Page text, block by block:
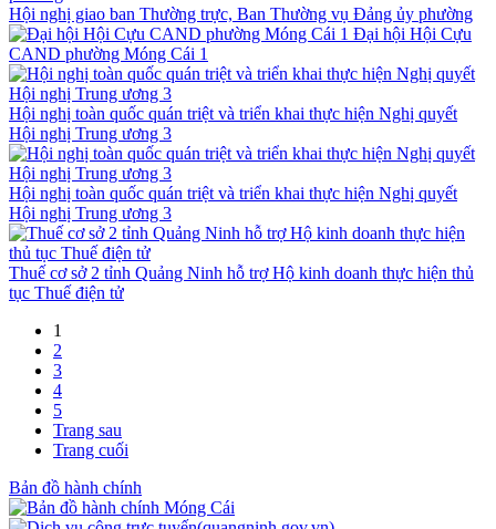
Hội nghị giao ban Thường trực, Ban Thường vụ Đảng ủy phường
Đại hội Hội Cựu
CAND phường Móng Cái 1
Hội nghị toàn quốc quán triệt và triển khai thực hiện Nghị quyết
Hội nghị Trung ương 3
Hội nghị toàn quốc quán triệt và triển khai thực hiện Nghị quyết
Hội nghị Trung ương 3
Thuế cơ sở 2 tỉnh Quảng Ninh hỗ trợ Hộ kinh doanh thực hiện thủ
tục Thuế điện tử
1
2
3
4
5
Trang sau
Trang cuối
Bản đồ hành chính